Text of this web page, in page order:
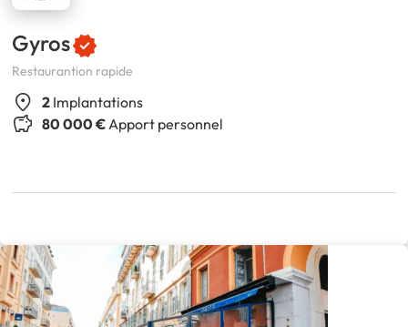
Gyros
Restaurantion rapide
2 Implantations
80 000 € Apport personnel